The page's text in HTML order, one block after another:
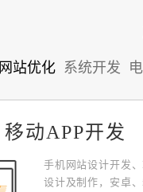
网站优化 系统开发
移动APP开发
手机网站设计开发
设计及制作，安卓